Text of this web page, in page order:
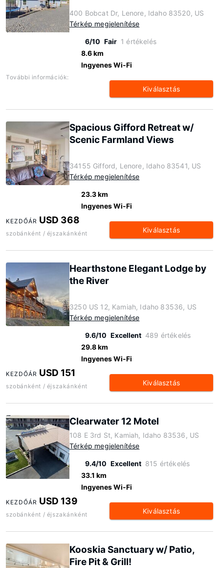
400 Bobcat Dr, Lenore, Idaho 83520, US
Térkép megjelenítése
6/10 Fair 1 értékelés
8.6 km
Ingyenes Wi-Fi
További információk:
Kiválasztás
Spacious Gifford Retreat w/
Scenic Farmland Views
34155 Gifford, Lenore, Idaho 83541, US
Térkép megjelenítése
23.3 km
Ingyenes Wi-Fi
KEZDŐÁR USD 368
szobánként / éjszakánként Kiválasztás
Hearthstone Elegant Lodge by
the River
3250 US 12, Kamiah, Idaho 83536, US
Térkép megjelenítése
9.6/10 Excellent 489 értékelés
29.8 km
Ingyenes Wi-Fi
KEZDŐÁR USD 151
szobánként / éjszakánként Kiválasztás
Clearwater 12 Motel
108 E 3rd St, Kamiah, Idaho 83536, US
Térkép megjelenítése
9.4/10 Excellent 815 értékelés
33.1 km
Ingyenes Wi-Fi
KEZDŐÁR USD 139
szobánként / éjszakánként Kiválasztás
Kooskia Sanctuary w/ Patio,
Fire Pit & Grill!